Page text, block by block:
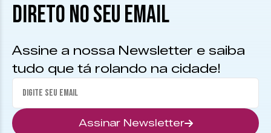
DIRETO NO SEU EMAIL
Assine a nossa Newsletter e saiba
tudo que tá rolando na cidade!
Assinar Newsletter